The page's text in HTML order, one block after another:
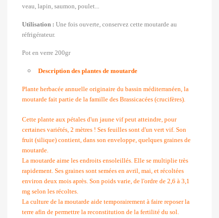
veau, lapin, saumon, poulet...
Utilisation : Une fois ouverte, conservez cette moutarde au
réfrigérateur.
Pot en verre 200gr
Description des plantes de moutarde
Plante herbacée annuelle originaire du bassin méditerranéen, la
moutarde fait partie de la famille des Brassicacées (crucifères).
Cette plante aux pétales d'un jaune vif peut atteindre, pour
certaines variétés, 2 mètres ! Ses feuilles sont d'un vert vif. Son
fruit (silique) contient, dans son enveloppe, quelques graines de
moutarde.
La moutarde aime les endroits ensoleillés. Elle se multiplie très
rapidement. Ses graines sont semées en avril, mai, et récoltées
environ deux mois après. Son poids varie, de l'ordre de 2,6 à 3,1
mg selon les récoltes.
La culture de la moutarde aide temporairement à faire reposer la
terre afin de permettre la reconstitution de la fertilité du sol.